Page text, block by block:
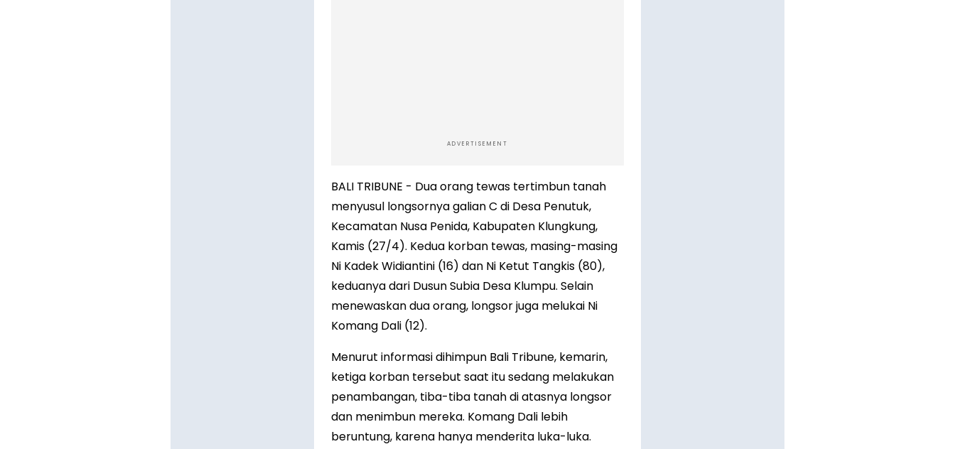
ADVERTISEMENT
BALI TRIBUNE - Dua orang tewas tertimbun tanah
menyusul longsornya galian C di Desa Penutuk,
Kecamatan Nusa Penida, Kabupaten Klungkung,
Kamis (27/4). Kedua korban tewas, masing-masing
Ni Kadek Widiantini (16) dan Ni Ketut Tangkis (80),
keduanya dari Dusun Subia Desa Klumpu. Selain
menewaskan dua orang, longsor juga melukai Ni
Komang Dali (12).
Menurut informasi dihimpun Bali Tribune, kemarin,
ketiga korban tersebut saat itu sedang melakukan
penambangan, tiba-tiba tanah di atasnya longsor
dan menimbun mereka. Komang Dali lebih
beruntung, karena hanya menderita luka-luka.